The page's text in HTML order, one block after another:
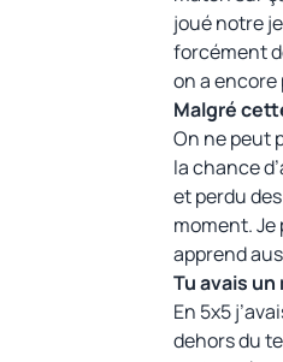
joué notre
forcément
on a encore
Malgré
On ne peut
la chance
et perdu
moment. Je
apprend
Tu avais
En 5x5
dehors du